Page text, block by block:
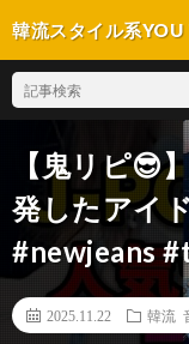
韓流スタイル系YOU
【鬼リピ😎
発したアイ
#newjeans
2025.11.22 韓流